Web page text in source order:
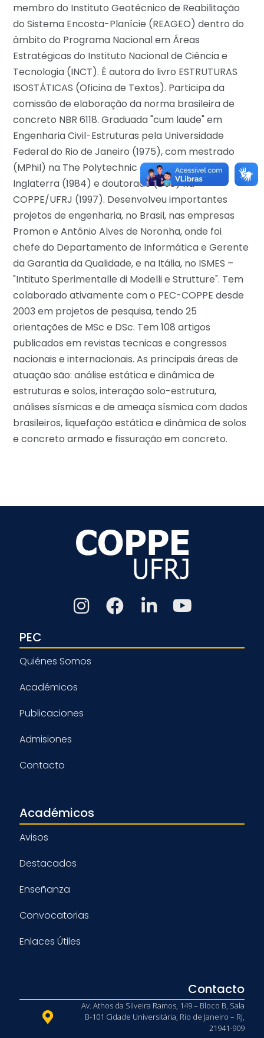
membro do Instituto Geotécnico de Reabilitação
do Sistema Encosta-Planície (REAGEO) dentro do
âmbito do Programa Nacional em Áreas
Estratégicas do Instituto Nacional de Ciência e
Tecnologia (INCT). É autora do livro ESTRUTURAS
ISOSTÁTICAS (Oficina de Textos). Participa da
comissão de elaboração da norma brasileira de
concreto NBR 6118. Graduada "cum laude" em
Engenharia Civil-Estruturas pela Universidade
Federal do Rio de Janeiro (1975), com mestrado
(MPhil) na The Polytechnic of Central London,
Inglaterra (1984) e doutorado (DSc) na
COPPE/UFRJ (1997). Desenvolveu importantes
projetos de engenharia, no Brasil, nas empresas
Promon e Antônio Alves de Noronha, onde foi
chefe do Departamento de Informática e Gerente
da Garantia da Qualidade, e na Itália, no ISMES –
"Intituto Sperimentalle di Modelli e Strutture". Tem
colaborado ativamente com o PEC-COPPE desde
2003 em projetos de pesquisa, tendo 25
orientações de MSc e DSc. Tem 108 artigos
publicados em revistas tecnicas e congressos
nacionais e internacionais. As principais áreas de
atuação são: análise estática e dinâmica de
estruturas e solos, interação solo-estrutura,
análises sísmicas e de ameaça sísmica com dados
brasileiros, liquefação estática e dinâmica de solos
e concreto armado e fissuração em concreto.
PEC
Quiénes Somos
Académicos
Publicaciones
Admisiones
Contacto
Académicos
Avisos
Destacados
Enseñanza
Convocatorias
Enlaces Útiles
Contacto
Av. Athos da Silveira Ramos, 149 – Bloco B, Sala
B-101 Cidade Universitária, Rio de Janeiro – RJ,
21941-909